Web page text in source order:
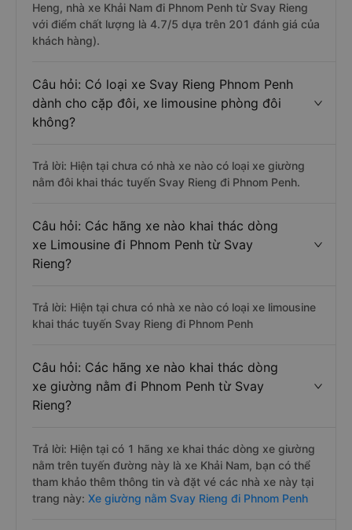
Heng, nhà xe Khải Nam đi Phnom Penh từ Svay Rieng
với điểm chất lượng là 4.7/5 dựa trên 201 đánh giá của
khách hàng).
Câu hỏi: Có loại xe Svay Rieng Phnom Penh
dành cho cặp đôi, xe limousine phòng đôi
không?
Trả lời: Hiện tại chưa có nhà xe nào có loại xe giường
nằm đôi khai thác tuyến Svay Rieng đi Phnom Penh.
Câu hỏi: Các hãng xe nào khai thác dòng
xe Limousine đi Phnom Penh từ Svay
Rieng?
Trả lời: Hiện tại chưa có nhà xe nào có loại xe limousine
khai thác tuyến Svay Rieng đi Phnom Penh
Câu hỏi: Các hãng xe nào khai thác dòng
xe giường nằm đi Phnom Penh từ Svay
Rieng?
Trả lời: Hiện tại có 1 hãng xe khai thác dòng xe giường
nằm trên tuyến đường này là xe Khải Nam, bạn có thể
tham khảo thêm thông tin và đặt vé các nhà xe này tại
trang này: Xe giường nằm Svay Rieng đi Phnom Penh